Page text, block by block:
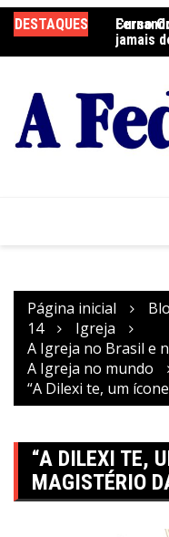
para
o
DESTAQUES
jamais
Curso
Página inicial
14
Igreja
A Igreja no Brasil e
A Igreja no mundo
“A Dilexi te, um
“A DILEXI TE,
MAGISTÉRIO